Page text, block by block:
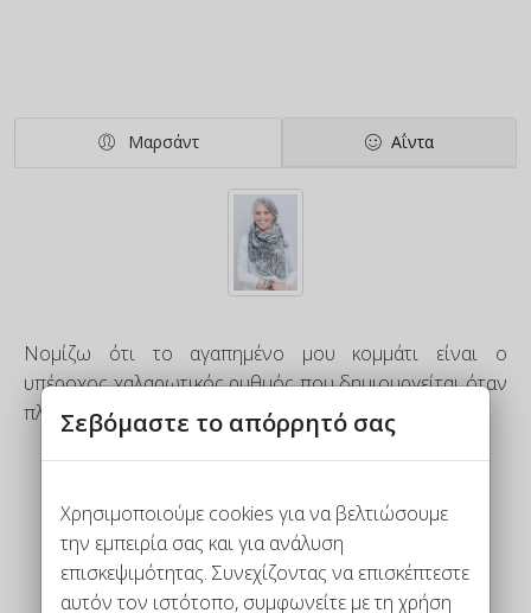
Μαρσάντ Αΐντα
Νομίζω ότι το αγαπημένο μου κομμάτι είναι ο
υπέροχος χαλαρωτικός ρυθμός που δημιουργείται όταν
πλέκεις τον πόντο
Nancy Marchant Η βασίλισσα της πλεξης Μπριός
Σεβόμαστε το απόρρητό σας
Χρησιμοποιούμε cookies για να βελτιώσουμε
την εμπειρία σας και για ανάλυση
επισκεψιμότητας. Συνεχίζοντας να επισκέπτεστε
αυτόν τον ιστότοπο, συμφωνείτε με τη χρήση